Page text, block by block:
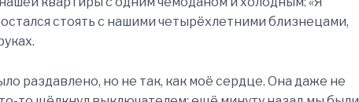
стоять с нашими четырёхлетними близнецами,
раздавлено, но не так, как моё сердце. Она даже не